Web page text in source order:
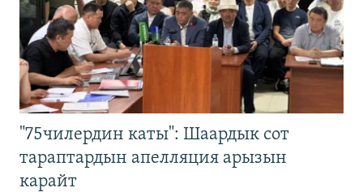
"75чилердин каты": Шаардык сот
тараптардын апелляция арызын
карайт